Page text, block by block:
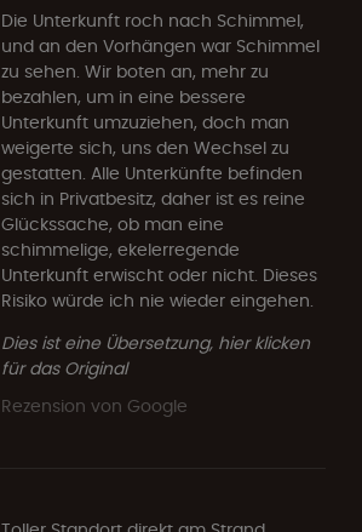
Die Unterkunft roch nach Schimmel,
und an den Vorhängen war Schimmel
zu sehen. Wir boten an, mehr zu
bezahlen, um in eine bessere
Unterkunft umzuziehen, doch man
weigerte sich, uns den Wechsel zu
gestatten. Alle Unterkünfte befinden
sich in Privatbesitz, daher ist es reine
Glückssache, ob man eine
schimmelige, ekelerregende
Unterkunft erwischt oder nicht. Dieses
Risiko würde ich nie wieder eingehen.
Dies ist eine Übersetzung, hier klicken
für das Original
Rezension von Google